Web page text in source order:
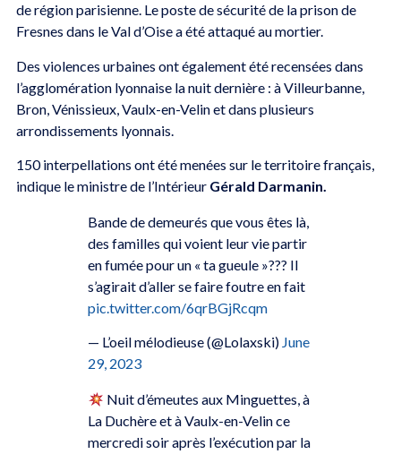
de région parisienne. Le poste de sécurité de la prison de
Fresnes dans le Val d’Oise a été attaqué au mortier.
Des violences urbaines ont également été recensées dans
l’agglomération lyonnaise la nuit dernière : à Villeurbanne,
Bron, Vénissieux, Vaulx-en-Velin et dans plusieurs
arrondissements lyonnais.
150 interpellations ont été menées sur le territoire français,
indique le ministre de l’Intérieur Gérald Darmanin.
Bande de demeurés que vous êtes là,
des familles qui voient leur vie partir
en fumée pour un « ta gueule »??? Il
s’agirait d’aller se faire foutre en fait
pic.twitter.com/6qrBGjRcqm
— L’oeil mélodieuse (@Lolaxski) June
29, 2023
Nuit d’émeutes aux Minguettes, à
La Duchère et à Vaulx-en-Velin ce
mercredi soir après l’exécution par la